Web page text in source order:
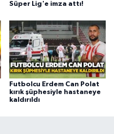
Süper Lig'e imza attı!
Futbolcu Erdem Can Polat
kırık şüphesiyle hastaneye
kaldırıldı